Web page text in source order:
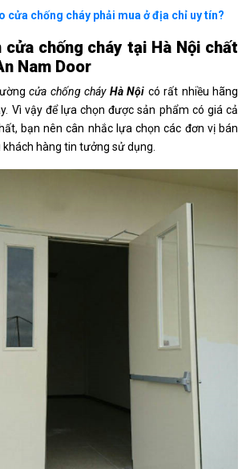
cửa chống cháy phải mua ở địa chỉ uy tín?
chống cháy tại Hà Nội chất
Nam Door
cửa chống cháy Hà Nội có rất nhiều hãng
Vì vậy để lựa chọn được sản phẩm có giá cả
bạn nên cân nhắc lựa chọn các đơn vị bán
hàng tin tưởng sử dụng.